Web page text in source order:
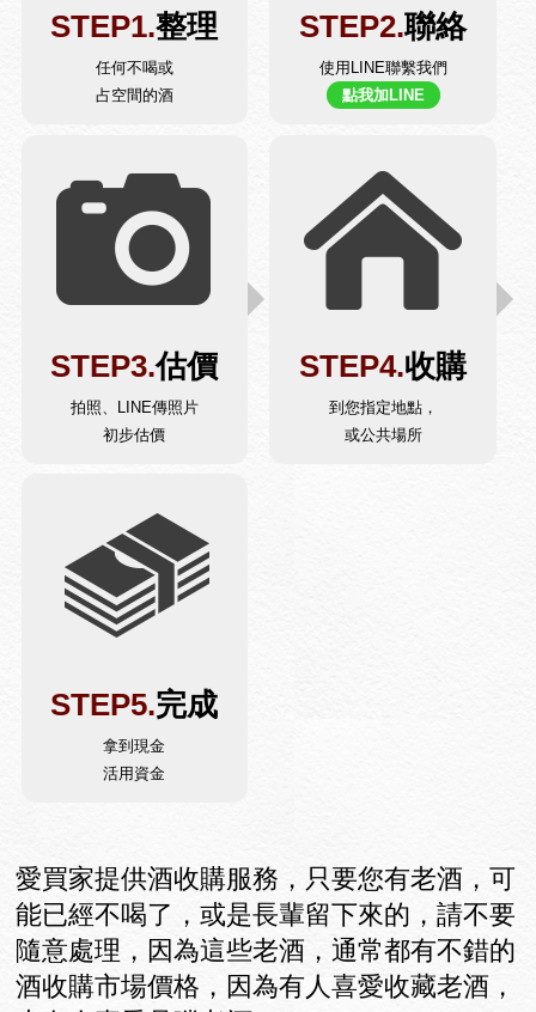
STEP1.整理
任何不喝或
占空間的酒
STEP2.聯絡
使用LINE聯繫我們
點我加LINE
STEP3.估價
拍照、LINE傳照片
初步估價
STEP4.收購
到您指定地點，
或公共場所
STEP5.完成
拿到現金
活用資金
愛買家提供酒收購服務，只要您有老酒，可
能已經不喝了，或是長輩留下來的，請不要
隨意處理，因為這些老酒，通常都有不錯的
酒收購市場價格，因為有人喜愛收藏老酒，